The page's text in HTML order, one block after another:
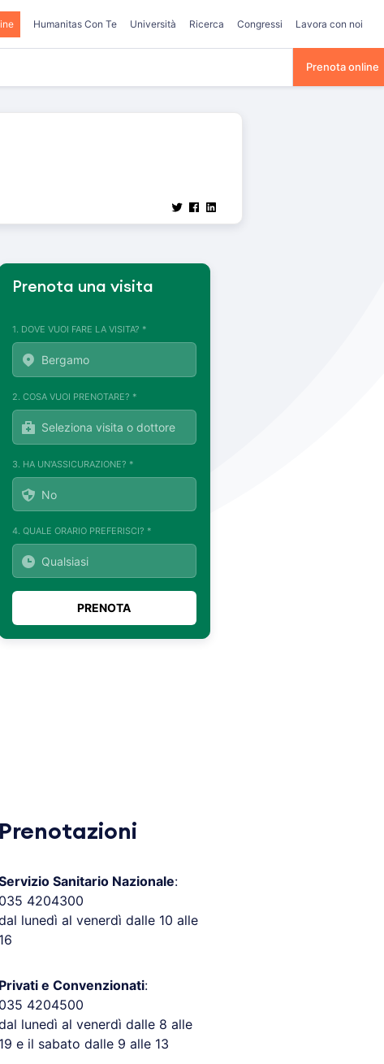
Humanitas Con Te Università Ricerca Congressi Lavora con noi
Prenota online
Prenota una visita
1. DOVE VUOI FARE LA VISITA? *
2. COSA VUOI PRENOTARE? *
3. HA UN'ASSICURAZIONE? *
4. QUALE ORARIO PREFERISCI? *
Prenotazioni
Sanitario Nazionale:
035 4204300
lunedì al venerdì dalle 10 alle
16
Privati e Convenzionati:
035 4204500
lunedì al venerdì dalle 8 alle
19 e il sabato dalle 9 alle 13